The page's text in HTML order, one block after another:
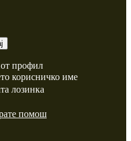
профил
корисничко име
лозинка
помош